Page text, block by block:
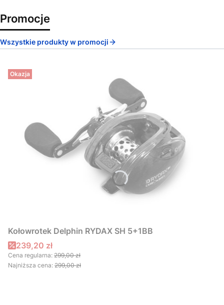
Promocje
Wszystkie produkty w promocji
Okazja
Kołowrotek Delphin RYDAX SH 5+1BB
Cena promocyjna
239,20 zł
Cena regularna: 299,00 zł
Najniższa cena: 299,00 zł